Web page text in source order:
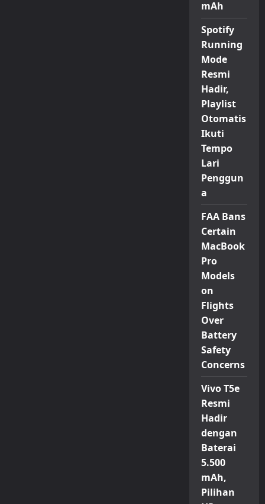
mAh
Spotify
Running
Mode
Resmi
Hadir,
Playlist
Otomatis
Ikuti
Tempo
Lari
Penggun
a
FAA Bans
Certain
MacBook
Pro
Models
on
Flights
Over
Battery
Safety
Concerns
Vivo T5e
Resmi
Hadir
dengan
Baterai
5.500
mAh,
Pilihan